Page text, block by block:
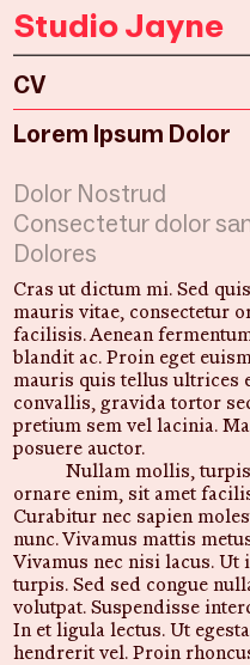
StudioJayne
CV
Lorem Ipsum Dolor
Dolor Nostrud
Consectetur dolor
Dolores
Cras ut dictum mi. Sed
mauris vitae, consectetur
facilisis. Aenean
blandit ac. Proin eget
mauris quis tellus ultrices
convallis, gravida tortor
pretium sem vel lacinia.
posuere auctor.
Nullam mollis, turpis
ornare enim, sit amet
Curabitur nec sapien
nunc. Vivamus mattis
Vivamus nec nisi lacus. Ut
turpis. Sed sed congue
volutpat. Suspendisse
In et ligula lectus. Ut
hendrerit vel. Proin